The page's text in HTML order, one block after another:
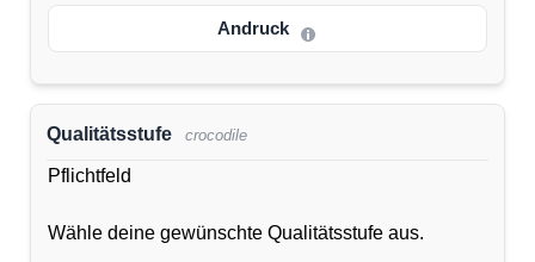
Andruck
Qualitätsstufe crocodile
Pflichtfeld
Wähle deine gewünschte Qualitätsstufe aus.